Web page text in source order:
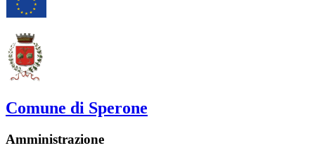
Comune di Sperone
Amministrazione